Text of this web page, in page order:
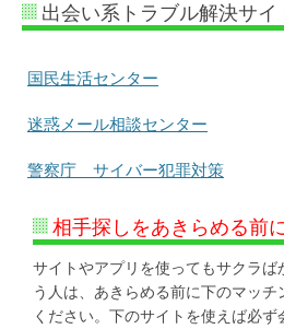
出会い系トラブル解決サイ
国民生活センター
迷惑メール相談センター
警察庁 サイバー犯罪対策
相手探しをあきらめる前
サイトやアプリを使ってもサクラ
う人は、あきらめる前に下のマッチ
ください。下のサイトを使えば必